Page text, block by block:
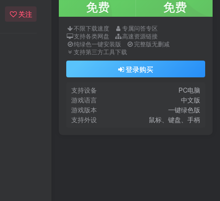
关注 免费 免费
不限下载速度
专属问答专区
支持各类网盘
高速资源链接
纯绿色一键安装版
完整版无删减
支持第三方工具下载
登录购买
支持设备
PC电脑
游戏语言
中文版
游戏版本
一键绿色版
支持外设
鼠标、键盘、手柄